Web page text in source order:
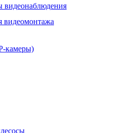
видеонаблюдения
видеомонтажа
камеры)